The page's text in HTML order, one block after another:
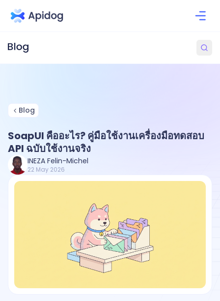
Blog
SoapUI คืออะไร? คู่มือใช้งานเครื่องมือทดสอบ
API ฉบับใช้งานจริง
INEZA Felin-Michel
22 May 2026